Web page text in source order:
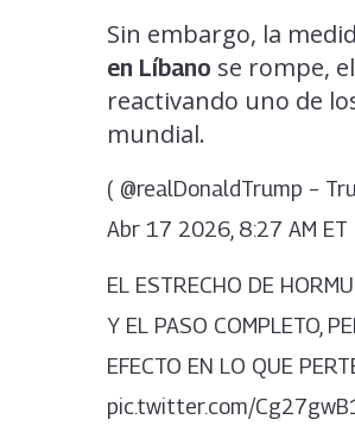
Sin embargo, la
en Líbano se rompe,
reactivando uno de
mundial.
( @realDonaldTrump –
Abr 17 2026, 8:27 AM ET
EL ESTRECHO DE
Y EL PASO COMPLETO,
EFECTO EN LO QUE
pic.twitter.com/